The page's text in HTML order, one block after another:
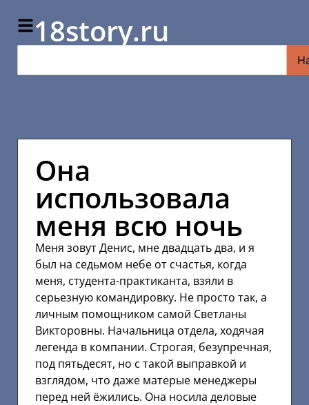
18story.ru
Она
использовала
меня всю ночь
Меня зовут Денис, мне двадцать два, и я
был на седьмом небе от счастья, когда
меня, студента-практиканта, взяли в
серьезную командировку. Не просто так, а
личным помощником самой Светланы
Викторовны. Начальница отдела, ходячая
легенда в компании. Строгая, безупречная,
под пятьдесят, но с такой выправкой и
взглядом, что даже матерые менеджеры
перед ней ёжились. Она носила деловые